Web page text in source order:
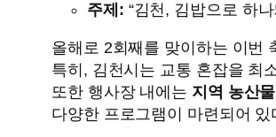
주제: “김천, 김밥으로 하나
올해로 2회째를 맞이하는 이번
특히, 김천시는 교통 혼잡을 최
또한 행사장 내에는 지역 농산
다양한 프로그램이 마련되어 있